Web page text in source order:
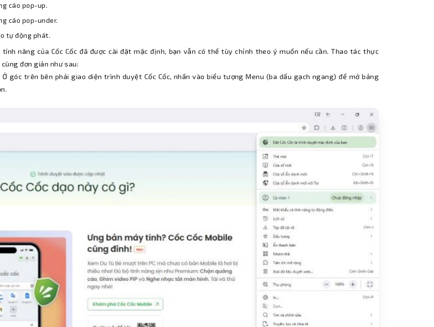
cáo pop-up.
cáo pop-under.
tự động phát.
tính năng của Cốc Cốc đã được cài đặt mặc định, bạn vẫn có thể tùy chỉnh theo ý muốn nếu cần. Thao tác thực
cùng đơn giản như sau:
Ở góc trên bên phải giao diện trình duyệt Cốc Cốc, nhấn vào biểu tượng Menu (ba dấu gạch ngang) để mở bảng